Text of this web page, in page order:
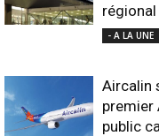
régional
- A LA UNE
Aircalin
premier
public